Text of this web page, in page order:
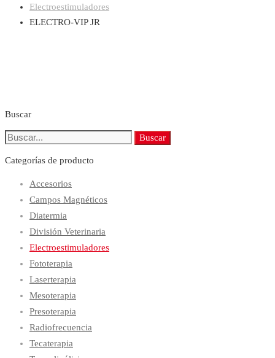
Electroestimuladores
ELECTRO-VIP JR
Buscar
Search
Buscar
Categorías de producto
Accesorios
Campos Magnéticos
Diatermia
División Veterinaria
Electroestimuladores
Fototerapia
Laserterapia
Mesoterapia
Presoterapia
Radiofrecuencia
Tecaterapia